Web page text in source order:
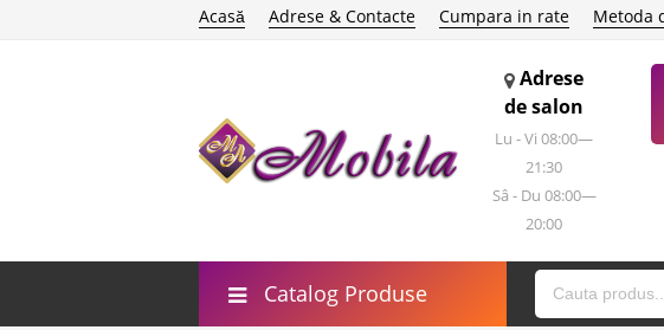
Acasă Adrese & Contacte Cumpara in rate Metoda
Adrese
de salon
Lu - Vi 08:00—
21:30
Sâ - Du 08:00—
20:00
Catalog Produse